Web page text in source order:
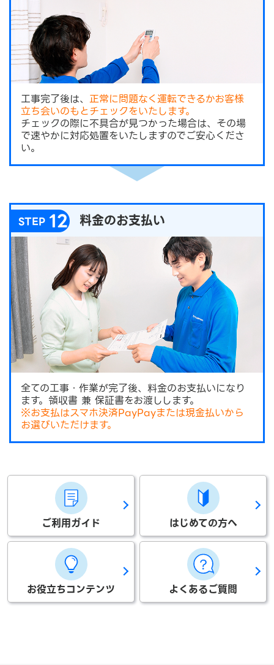
工事完了後は、 正常に問題なく運転できるかお客様
立ち会いのもとチェックをいたします。
チェックの際に不具合が見つかった場合は、その場
で速やかに対応処置をいたしますのでご安心くださ
い。
STEP 12 料金のお支払い
全ての工事・作業が完了後、料金のお支払いになり
ます。領収書 兼 保証書をお渡しします。
※お支払はスマホ決済PayPayまたは現金払いから
お選びいただけます。
ご利用ガイド はじめての方へ
お役立ちコンテンツ よくあるご質問